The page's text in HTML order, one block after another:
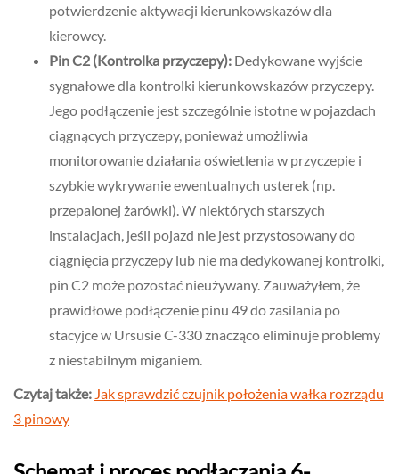
potwierdzenie aktywacji kierunkowskazów dla
kierowcy.
Pin C2 (Kontrolka przyczepy): Dedykowane wyjście
sygnałowe dla kontrolki kierunkowskazów przyczepy.
Jego podłączenie jest szczególnie istotne w pojazdach
ciągnących przyczepy, ponieważ umożliwia
monitorowanie działania oświetlenia w przyczepie i
szybkie wykrywanie ewentualnych usterek (np.
przepalonej żarówki). W niektórych starszych
instalacjach, jeśli pojazd nie jest przystosowany do
ciągnięcia przyczepy lub nie ma dedykowanej kontrolki,
pin C2 może pozostać nieużywany. Zauważyłem, że
prawidłowe podłączenie pinu 49 do zasilania po
stacyjce w Ursusie C-330 znacząco eliminuje problemy
z niestabilnym miganiem.
Czytaj także: Jak sprawdzić czujnik położenia wałka rozrządu
3 pinowy